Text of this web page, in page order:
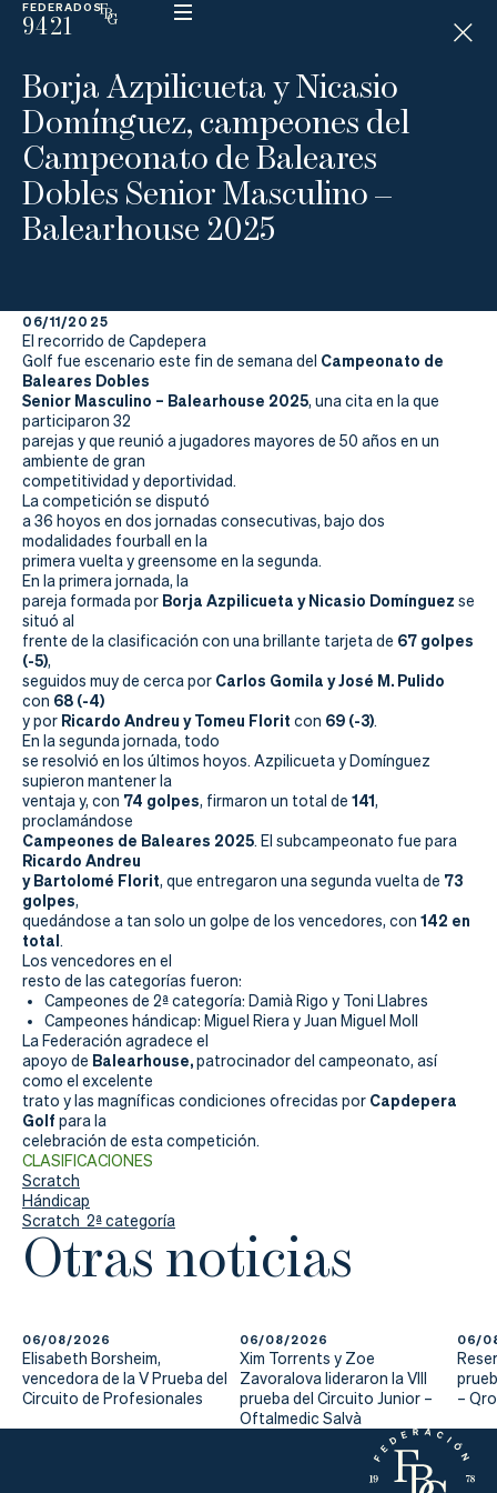
FEDERADOS
9421
ESP
N
D
I
C
A
P
Federación
Federarse
Jugar
Aprender
Actualidad
Tienda
Borja Azpilicueta y Nicasio
Domínguez, campeones del
Campeonato de Baleares
Dobles Senior Masculino –
Balearhouse 2025
06/11/2025
El recorrido de Capdepera
Golf fue escenario este fin de semana del Campeonato de
Baleares Dobles
Senior Masculino – Balearhouse 2025, una cita en la que
participaron 32
parejas y que reunió a jugadores mayores de 50 años en un
ambiente de gran
competitividad y deportividad.
La competición se disputó
a 36 hoyos en dos jornadas consecutivas, bajo dos
modalidades fourball en la
primera vuelta y greensome en la segunda.
En la primera jornada, la
pareja formada por Borja Azpilicueta y Nicasio Domínguez se
situó al
frente de la clasificación con una brillante tarjeta de 67 golpes
(-5),
seguidos muy de cerca por Carlos Gomila y José M. Pulido
con 68 (-4)
y por Ricardo Andreu y Tomeu Florit con 69 (-3).
En la segunda jornada, todo
se resolvió en los últimos hoyos. Azpilicueta y Domínguez
supieron mantener la
ventaja y, con 74 golpes, firmaron un total de 141,
proclamándose
Campeones de Baleares 2025. El subcampeonato fue para
Ricardo Andreu
y Bartolomé Florit, que entregaron una segunda vuelta de 73
golpes,
quedándose a tan solo un golpe de los vencedores, con 142 en
total.
Los vencedores en el
resto de las categorías fueron:
Campeones de 2ª categoría: Damià Rigo y Toni Llabres
Campeones hándicap: Miguel Riera y Juan Miguel Moll
La Federación agradece el
apoyo de Balearhouse,patrocinador del campeonato, así
como el excelente
trato y las magníficas condiciones ofrecidas por Capdepera
Golf para la
celebración de esta competición.
CLASIFICACIONES
Scratch
Hándicap
Scratch 2ª categoría
Otras noticias
06/08/2026
Elisabeth Borsheim,
vencedora de la V Prueba del
Circuito de Profesionales
06/08/2026
Xim Torrents y Zoe
Zavoralova lideraron la VIII
prueba del Circuito Junior –
Oftalmedic Salvà
06/
–